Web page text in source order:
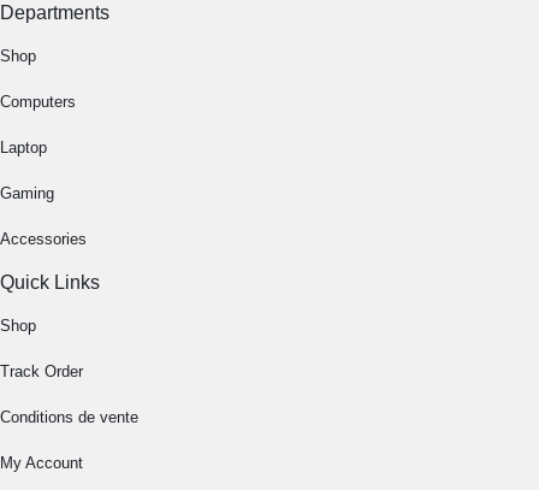
Departments
Shop
Computers
Laptop
Gaming
Accessories
Quick Links
Shop
Track Order
Conditions de vente
My Account